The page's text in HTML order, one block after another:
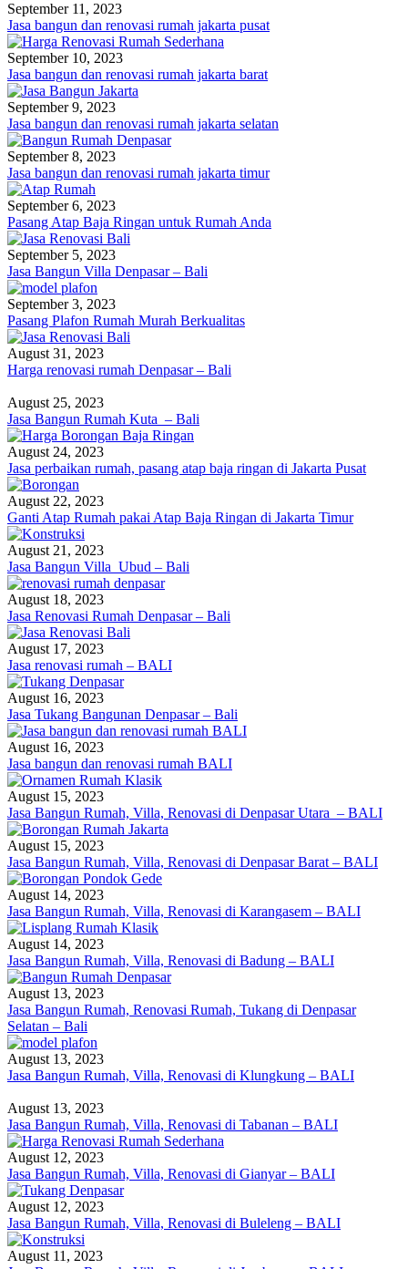
September 11, 2023
Jasa bangun dan renovasi rumah jakarta pusat
September 10, 2023
Jasa bangun dan renovasi rumah jakarta barat
September 9, 2023
Jasa bangun dan renovasi rumah jakarta selatan
September 8, 2023
Jasa bangun dan renovasi rumah jakarta timur
September 6, 2023
Pasang Atap Baja Ringan untuk Rumah Anda
September 5, 2023
Jasa Bangun Villa Denpasar – Bali
September 3, 2023
Pasang Plafon Rumah Murah Berkualitas
August 31, 2023
Harga renovasi rumah Denpasar – Bali
August 25, 2023
Jasa Bangun Rumah Kuta – Bali
August 24, 2023
Jasa perbaikan rumah, pasang atap baja ringan di Jakarta Pusat
August 22, 2023
Ganti Atap Rumah pakai Atap Baja Ringan di Jakarta Timur
August 21, 2023
Jasa Bangun Villa Ubud – Bali
August 18, 2023
Jasa Renovasi Rumah Denpasar – Bali
August 17, 2023
Jasa renovasi rumah – BALI
August 16, 2023
Jasa Tukang Bangunan Denpasar – Bali
August 16, 2023
Jasa bangun dan renovasi rumah BALI
August 15, 2023
Jasa Bangun Rumah, Villa, Renovasi di Denpasar Utara – BALI
August 15, 2023
Jasa Bangun Rumah, Villa, Renovasi di Denpasar Barat – BALI
August 14, 2023
Jasa Bangun Rumah, Villa, Renovasi di Karangasem – BALI
August 14, 2023
Jasa Bangun Rumah, Villa, Renovasi di Badung – BALI
August 13, 2023
Jasa Bangun Rumah, Renovasi Rumah, Tukang di Denpasar
Selatan – Bali
August 13, 2023
Jasa Bangun Rumah, Villa, Renovasi di Klungkung – BALI
August 13, 2023
Jasa Bangun Rumah, Villa, Renovasi di Tabanan – BALI
August 12, 2023
Jasa Bangun Rumah, Villa, Renovasi di Gianyar – BALI
August 12, 2023
Jasa Bangun Rumah, Villa, Renovasi di Buleleng – BALI
August 11, 2023